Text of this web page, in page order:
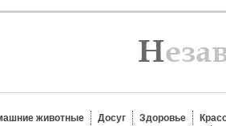
животные Досуг Здоровье